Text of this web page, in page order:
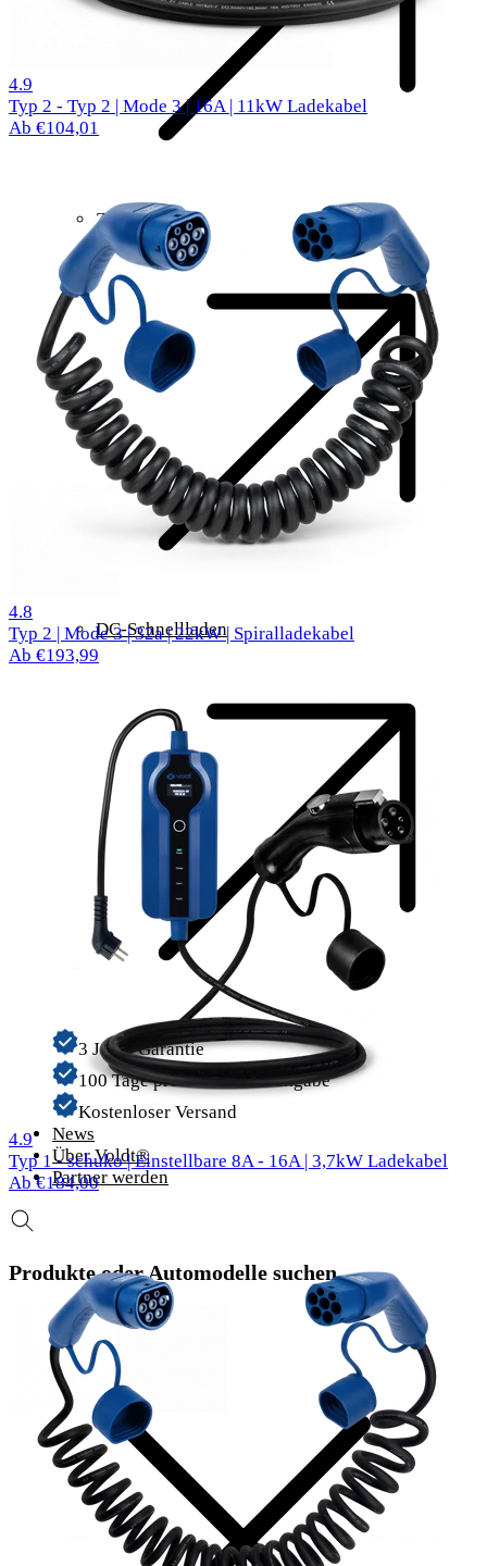
Zubehör
DC-Schnellladen
3 Jahre Garantie
100 Tage problemlose Rückgabe
Kostenloser Versand
News
Über Voldt®
Partner werden
Produkte oder Automodelle suchen
4.9
Typ 2 - Typ 2 | Mode 3 | 16A | 11kW Ladekabel
Ab €104,01
4.8
Typ 2 | Mode 3 | 32a | 22kW | Spiralladekabel
Ab €193,99
4.958 Bewertungen
Typ 1 - schuko | Einstellbare 8A - 16A | 3,7kW Ladekabel
Ab €184,00